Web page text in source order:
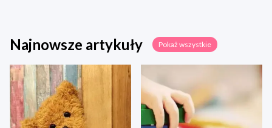
Najnowsze artykuły Pokaż wszystkie